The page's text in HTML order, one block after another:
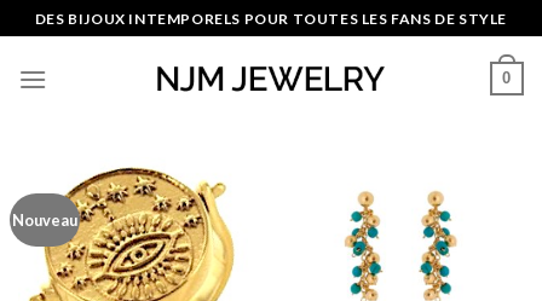
to
content
DES BIJOUX INTEMPORELS POUR TOUTES LES FANS DE STYLE
0
Nouveau